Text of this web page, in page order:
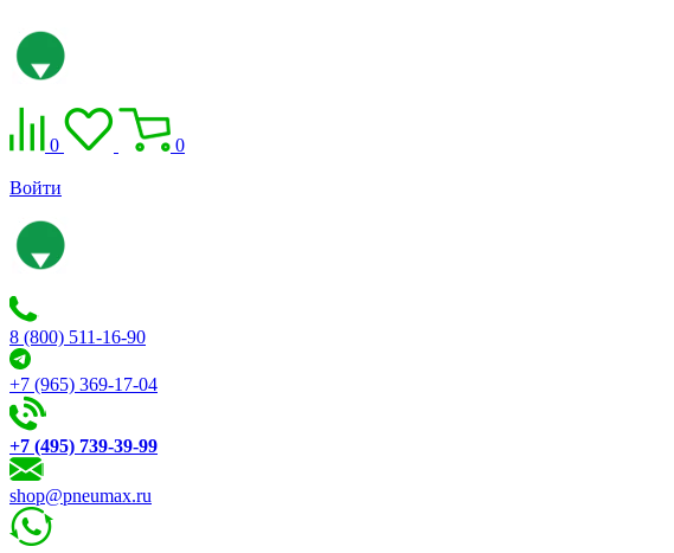
0 0
Войти
8 (800) 511-16-90
+7 (965) 369-17-04
+7 (495) 739-39-99
shop@pneumax.ru